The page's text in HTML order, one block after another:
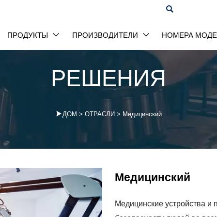
РЕШЕНИЯ
 ДОМ > ОТРАСЛИ > Медицинский
Медицинский
Медицинские устройства

ПРОДУКТЫ  ПРОИЗВОДИТЕЛИ  НОМЕРА